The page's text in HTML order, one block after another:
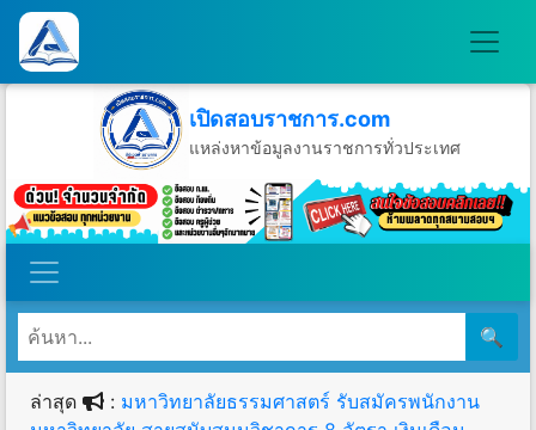
เปิดสอบราชการ.com
แหล่งหาข้อมูลงานราชการทั่วประเทศ
วันศุกร์ที่ 7 เดือนสิงหาคม พ.ศ.2569
🔍
ล่าสุด : มหาวิทยาลัยธรรมศาสตร์ รับสมัครพนักงาน